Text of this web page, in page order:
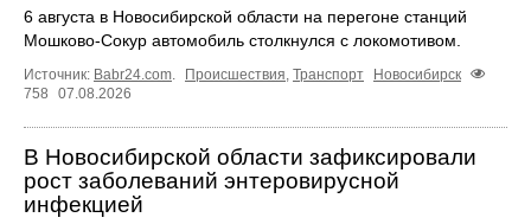
6 августа в Новосибирской области на перегоне станций
Мошково-Сокур автомобиль столкнулся с локомотивом.
Источник: Babr24.com. Происшествия, Транспорт
Новосибирск
758
07.08.2026
В Новосибирской области зафиксировали
рост заболеваний энтеровирусной
инфекцией